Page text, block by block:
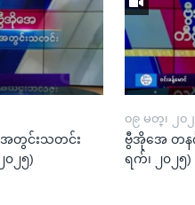
တွင်းသတင်း
၂၅)
၀၉ မတ္၊ ၂၀
ဗွီအိုအေ တနင်္
ရက်၊ ၂၀၂၅)